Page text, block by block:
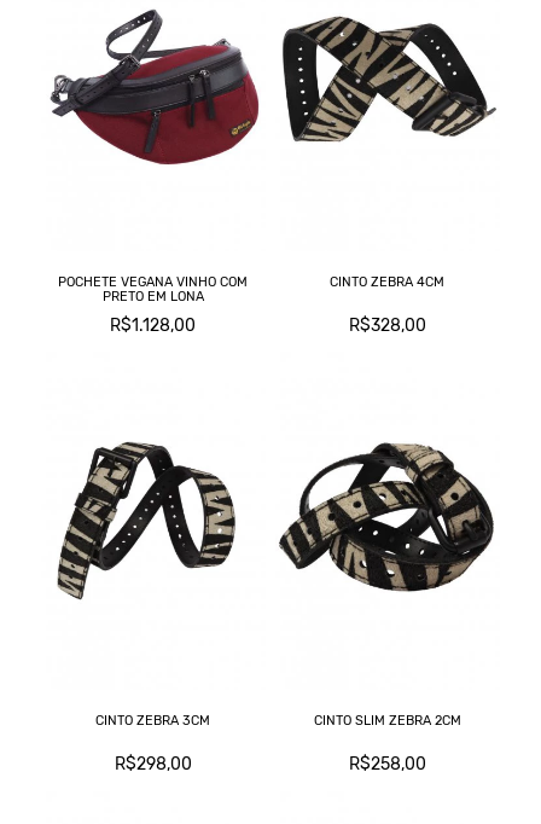
POCHETE VEGANA VINHO COM
PRETO EM LONA
R$1.128,00
CINTO ZEBRA 4CM
R$328,00
CINTO ZEBRA 3CM
R$298,00
CINTO SLIM ZEBRA 2CM
R$258,00